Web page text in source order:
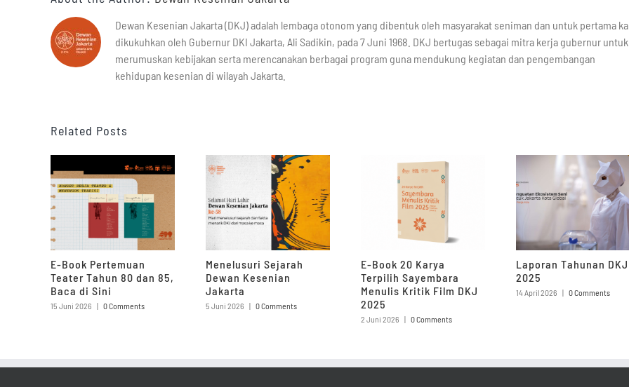
Dewan Kesenian Jakarta (DKJ) adalah lembaga otonom yang dibentuk oleh masyarakat seniman dan untuk pertama
dikukuhkan oleh Gubernur DKI Jakarta, Ali Sadikin, pada 7 Juni 1968. DKJ bertugas sebagai mitra kerja gubernur untuk
merumuskan kebijakan serta merencanakan berbagai program guna mendukung kegiatan dan pengembangan
kehidupan kesenian di wilayah Jakarta.
Related Posts
E-Book Pertemuan
Teater Tahun 80 dan 85,
Baca di Sini
15 Juni 2026 | 0 Comments
Menelusuri Sejarah
Dewan Kesenian
Jakarta
5 Juni 2026 | 0 Comments
E-Book 20 Karya
Terpilih Sayembara
Menulis Kritik Film DKJ
2025
2 Juni 2026 | 0 Comments
Laporan Tahunan DKJ
2025
14 April 2026 | 0 Comments